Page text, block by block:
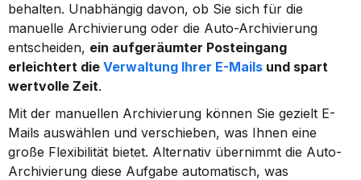
behalten. Unabhängig davon, ob Sie sich für die
manuelle Archivierung oder die Auto-Archivierung
entscheiden, ein aufgeräumter Posteingang
erleichtert die Verwaltung Ihrer E-Mails und spart
wertvolle Zeit.
Mit der manuellen Archivierung können Sie gezielt E-
Mails auswählen und verschieben, was Ihnen eine
große Flexibilität bietet. Alternativ übernimmt die Auto-
Archivierung diese Aufgabe automatisch, was